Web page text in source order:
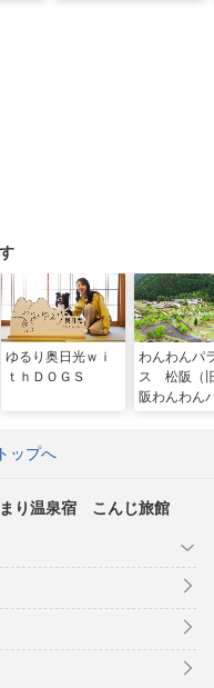
ゆるり奥日光ｗｉ
ｔｈＤＯＧＳ
わんわんパ
ス 松阪（
阪わんわん
ップへ
り温泉宿 こんじ旅館